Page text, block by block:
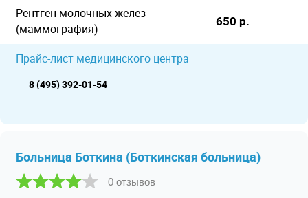
Рентген молочных желез
(маммография)
650 р.
Прайс-лист медицинского центра
8 (495) 392-01-54
Больница Боткина (Боткинская больница)
0 отзывов